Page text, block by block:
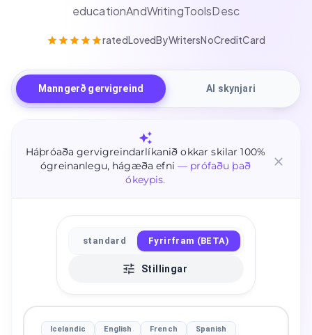
educationAndWritingToolsDesc
ratedLovedByWritersNoCreditCard
Manngerð gervigreind AI skynjari
Háþróaða gervigreindarlíkanið okkar skilar 100%
ógreinanlegu, hágæða efni — prófaðu það
ókeypis.
standard Fyrirfram (BETA)
Stillingar
Icelandic English French
Spanish